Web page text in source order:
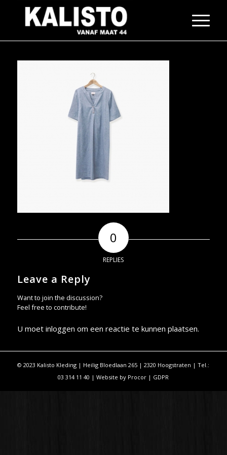
0
REPLIES
Leave a Reply
Want to join the discussion?
Feel free to contribute!
U moet inloggen om een reactie te kunnen plaatsen.
© 2023 Kalisto Kleding | Heilig Bloedlaan 265 | 2320 Hoogstraten | Tel.:
03 314 11 40 | Website by Procor | GDPR